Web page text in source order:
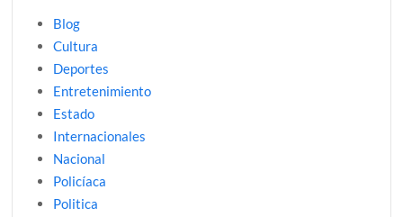
Blog
Cultura
Deportes
Entretenimiento
Estado
Internacionales
Nacional
Policíaca
Politica